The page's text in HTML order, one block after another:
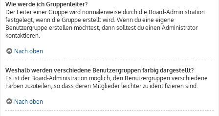
Wie werde ich Gruppenleiter?
Der Leiter einer Gruppe wird normalerweise durch die Board-Administration
festgelegt, wenn die Gruppe erstellt wird. Wenn du eine eigene
Benutzergruppe erstellen möchtest, dann solltest du einen Administrator
kontaktieren.
Nach oben
Weshalb werden verschiedene Benutzergruppen farbig dargestellt?
Es ist der Board-Administration möglich, den Benutzergruppen verschiedene
Farben zuzuteilen, so dass deren Mitglieder leichter zu identifizieren sind.
Nach oben